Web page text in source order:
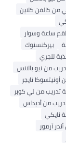
من كالفن كلاين
ساعة وسوار
بيركنستوك
للجري
من نيو بالانس
أونيتسوكا تايجر
تدريب من لي كوبر
من أديداس
نايكي
آرمور